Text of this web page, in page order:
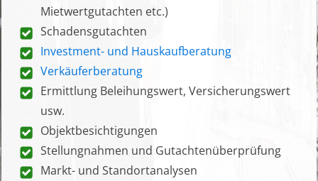
Mietwertgutachten etc.)
Schadensgutachten
Investment- und Hauskaufberatung
Verkäuferberatung
Ermittlung Beleihungswert, Versicherungswert
usw.
Objektbesichtigungen
Stellungnahmen und Gutachtenüberprüfung
Markt- und Standortanalysen